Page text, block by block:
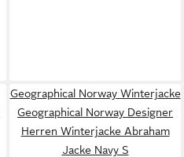
Geographical Norway Winterjacke
Geographical Norway Designer
Herren Winterjacke Abraham
Jacke Navy S